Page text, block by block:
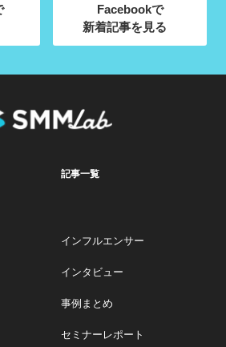
Facebookで
新着記事を見る
記事一覧
インフルエンサー
インタビュー
事例まとめ
セミナーレポート